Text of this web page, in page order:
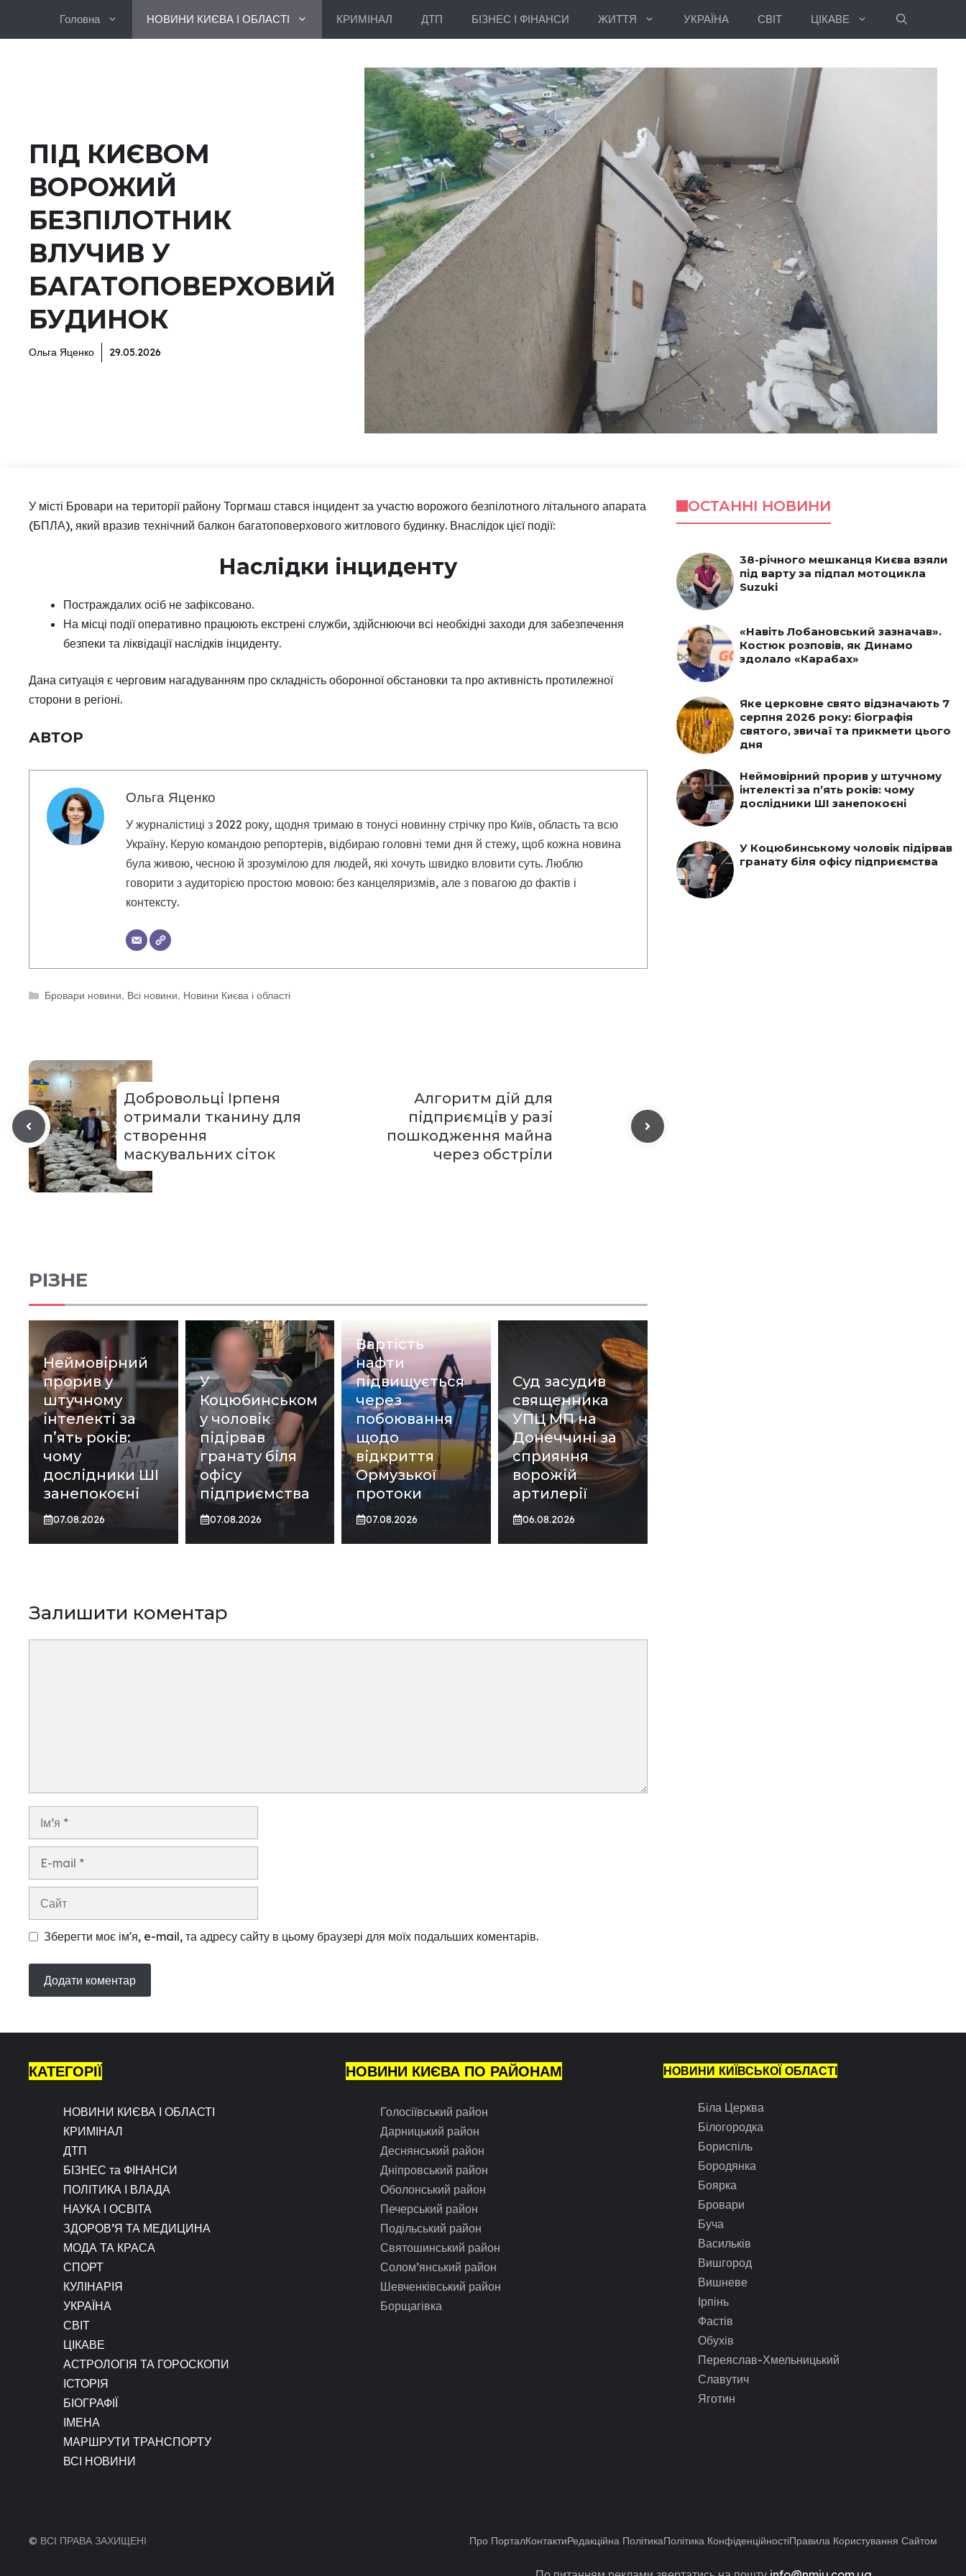
Головна НОВИНИ КИЄВА І ОБЛАСТІ КРИМІНАЛ ДТП БІЗНЕС І ФІНАНСИ ЖИТТЯ УКРАЇНА СВІТ ЦІКАВЕ
ПІД КИЄВОМ
ВОРОЖИЙ
БЕЗПІЛОТНИК
ВЛУЧИВ У
БАГАТОПОВЕРХОВИЙ
БУДИНОК
Ольга Яценко 29.05.2026
У місті Бровари на території району Торгмаш стався інцидент за участю ворожого безпілотного літального апарата
(БПЛА), який вразив технічний балкон багатоповерхового житлового будинку. Внаслідок цієї події:
Наслідки інциденту
Постраждалих осіб не зафіксовано.
На місці події оперативно працюють екстрені служби, здійснюючи всі необхідні заходи для забезпечення
безпеки та ліквідації наслідків інциденту.
Дана ситуація є черговим нагадуванням про складність оборонної обстановки та про активність протилежної
сторони в регіоні.
АВТОР
Ольга Яценко
У журналістиці з 2022 року, щодня тримаю в тонусі новинну стрічку про Київ, область та всю
Україну. Керую командою репортерів, відбираю головні теми дня й стежу, щоб кожна новина
була живою, чесною й зрозумілою для людей, які хочуть швидко вловити суть. Люблю
говорити з аудиторією простою мовою: без канцеляризмів, але з повагою до фактів і
контексту.
Категорії
Бровари новини, Всі новини, Новини Києва і області
Добровольці Ірпеня
отримали тканину для
створення
маскувальних сіток
Алгоритм дій для
підприємців у разі
пошкодження майна
через обстріли
РІЗНЕ
Неймовірний
прорив у
штучному
інтелекті за
пʼять років:
чому
дослідники ШІ
занепокоєні
07.08.2026
У
Коцюбинськом
у чоловік
підірвав
гранату біля
офісу
підприємства
07.08.2026
Вартість
нафти
підвищується
через
побоювання
щодо
відкриття
Ормузької
протоки
07.08.2026
Суд засудив
священника
УПЦ МП на
Донеччині за
сприяння
ворожій
артилерії
06.08.2026
Залишити коментар
Зберегти моє ім'я, e-mail, та адресу сайту в цьому браузері для моїх подальших коментарів.
ОСТАННІ НОВИНИ
38-річного мешканця Києва взяли
під варту за підпал мотоцикла
Suzuki
«Навіть Лобановський зазначав».
Костюк розповів, як Динамо
здолало «Карабах»
Яке церковне свято відзначають 7
серпня 2026 року: біографія
святого, звичаї та прикмети цього
дня
Неймовірний прорив у штучному
інтелекті за пʼять років: чому
дослідники ШІ занепокоєні
У Коцюбинському чоловік підірвав
гранату біля офісу підприємства
КАТЕГОРІЇ
НОВИНИ КИЄВА І ОБЛАСТІ
КРИМІНАЛ
ДТП
БІЗНЕС та ФІНАНСИ
ПОЛІТИКА І ВЛАДА
НАУКА І ОСВІТА
ЗДОРОВ’Я ТА МЕДИЦИНА
МОДА ТА КРАСА
СПОРТ
КУЛІНАРІЯ
УКРАЇНА
СВІТ
ЦІКАВЕ
АСТРОЛОГІЯ ТА ГОРОСКОПИ
ІСТОРІЯ
БІОГРАФІЇ
ІМЕНА
МАРШРУТИ ТРАНСПОРТУ
ВСІ НОВИНИ
НОВИНИ КИЄВА ПО РАЙОНАМ
Голосіївський район
Дарницький район
Деснянський район
Дніпровський район
Оболонський район
Печерський район
Подільський район
Святошинський район
Солом’янський район
Шевченківський район
Борщагівка
НОВИНИ КИЇВСЬКОЇ ОБЛАСТІ
Біла Церква
Білогородка
Бориспіль
Бородянка
Боярка
Бровари
Буча
Васильків
Вишгород
Вишневе
Ірпінь
Фастів
Обухів
Переяслав-Хмельницький
Славутич
Яготин
© ВСІ ПРАВА ЗАХИЩЕНІ Про ПорталКонтактиРедакційна ПолітикаПолітика КонфіденційностіПравила Користування Сайтом